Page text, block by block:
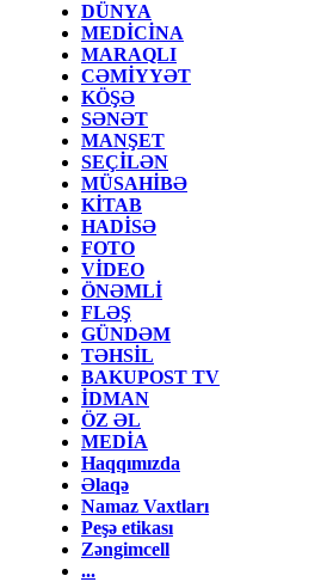
DÜNYA
MEDİCİNA
MARAQLI
CƏMİYYƏT
KÖŞƏ
SƏNƏT
MANŞET
SEÇİLƏN
MÜSAHİBƏ
KİTAB
HADİSƏ
FOTO
VİDEO
ÖNƏMLİ
FLƏŞ
GÜNDƏM
TƏHSİL
BAKUPOST TV
İDMAN
ÖZ ƏL
MEDİA
Haqqımızda
Əlaqə
Namaz Vaxtları
Peşə etikası
Zəngimcell
...